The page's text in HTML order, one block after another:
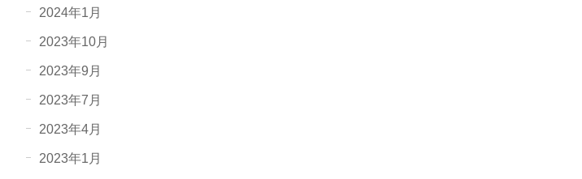
2024年1月
2023年10月
2023年9月
2023年7月
2023年4月
2023年1月